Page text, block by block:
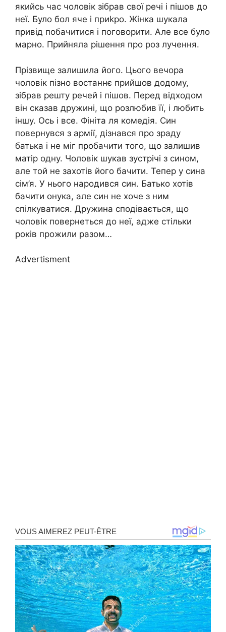
якийсь час чоловік зібрав свої речі і пішов до
неї. Було бол яче і приkро. Жінка шукала
привід побачитися і поговорити. Але все було
марно. Прийняла рішення про роз лучення.
Прізвище залишила його. Цього вечора
чоловік пізно востаннє прийшов додому,
зібрав решту речей і пішов. Перед відходом
він сказав дружині, що розлюбив її, і любить
іншу. Ось і все. Фініта ля комедія. Син
повернувся з армії, дізнався про зраду
батька і не міг пробачити того, що залишив
матір одну. Чоловік шукав зустрічі з сином,
але той не захотів його бачити. Тепер у сина
сім’я. У нього народився син. Батько хотів
бачити онука, але син не хоче з ним
спілкуватися. Дружина сподівається, що
чоловік повернеться до неї, адже стільки
років прожили разом…
Advertisment